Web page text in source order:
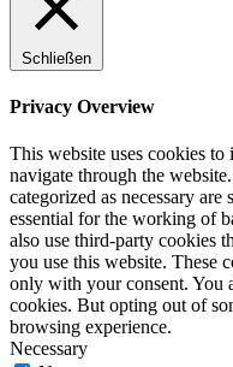
Schließen
Privacy Overview
This website uses cookies
navigate through the
categorized as necessary
essential for the working of
also use third-party cookies
you use this website. These
only with your consent. You
cookies. But opting out of
browsing experience.
Necessary